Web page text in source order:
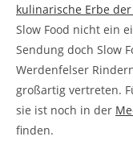
kulinarische Erbe
Slow Food nicht ein
Sendung doch Slow
Werdenfelser
großartig vertreten.
sie ist noch in der
finden.